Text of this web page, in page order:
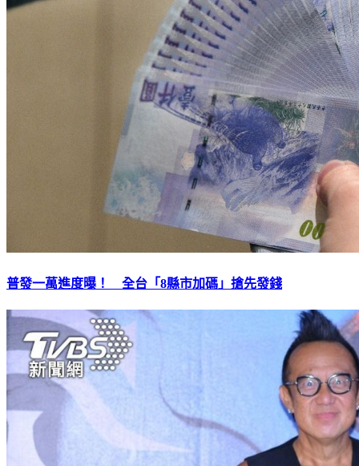
普發一萬進度曝！ 全台「8縣市加碼」搶先發錢